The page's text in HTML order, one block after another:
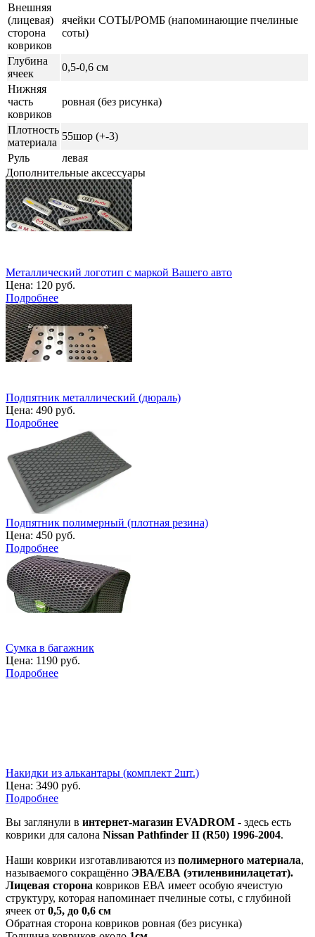
Внешняя
(лицевая)
сторона
ковриков
ячейки СОТЫ/РОМБ (напоминающие пчелиные
соты)
Глубина
ячеек
0,5-0,6 см
Нижняя
часть
ковриков
ровная (без рисунка)
Плотность
материала
55шор (+-3)
Руль
левая
Дополнительные аксессуары
Металлический логотип с маркой Вашего авто
Цена: 120 руб.
Подробнее
Подпятник металлический (дюраль)
Цена: 490 руб.
Подробнее
Подпятник полимерный (плотная резина)
Цена: 450 руб.
Подробнее
Сумка в багажник
Цена: 1190 руб.
Подробнее
Накидки из алькантары (комплект 2шт.)
Цена: 3490 руб.
Подробнее
Вы заглянули в интернет-магазин EVADROM - здесь есть
коврики для салона Nissan Pathfinder II (R50) 1996-2004.
Наши коврики изготавливаются из полимерного материала,
называемого сокращённо ЭВА/ЕВА (этиленвинилацетат).
Лицевая сторона ковриков ЕВА имеет особую ячеистую
структуру, которая напоминает пчелиные соты, с глубиной
ячеек от 0,5, до 0,6 см
Обратная сторона ковриков ровная (без рисунка)